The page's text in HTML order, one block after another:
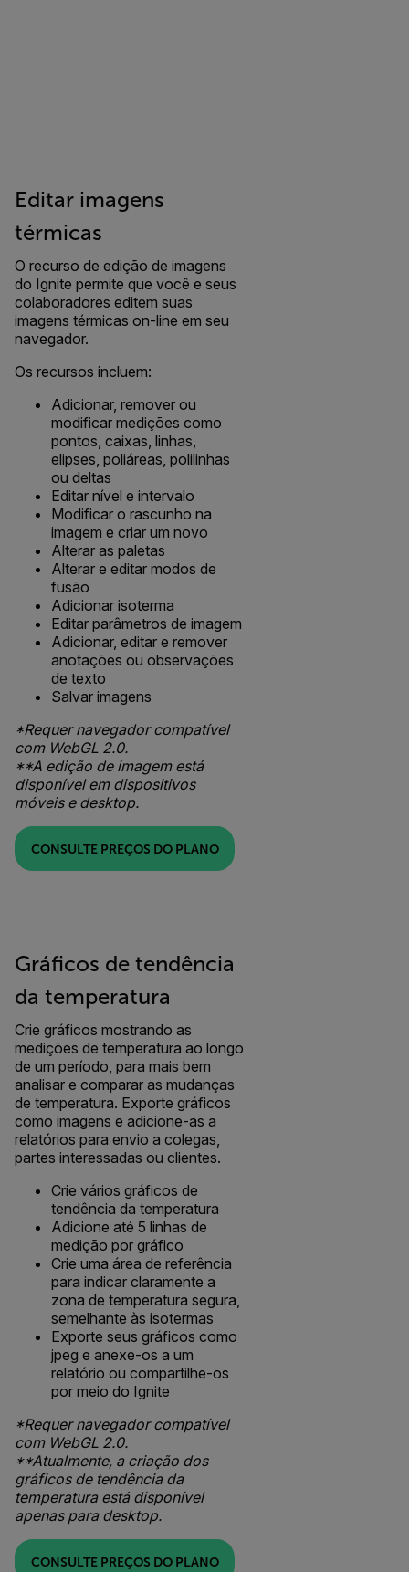
Editar imagens
térmicas
O recurso de edição de imagens
do Ignite permite que você e seus
colaboradores editem suas
imagens térmicas on-line em seu
navegador.
Os recursos incluem:
Adicionar, remover ou
modificar medições como
pontos, caixas, linhas,
elipses, poliáreas, polilinhas
ou deltas
Editar nível e intervalo
Modificar o rascunho na
imagem e criar um novo
Alterar as paletas
Alterar e editar modos de
fusão
Adicionar isoterma
Editar parâmetros de imagem
Adicionar, editar e remover
anotações ou observações
de texto
Salvar imagens
*Requer navegador compatível
com WebGL 2.0.
**A edição de imagem está
disponível em dispositivos
móveis e desktop.
CONSULTE PREÇOS DO PLANO
Gráficos de tendência
da temperatura
Crie gráficos mostrando as
medições de temperatura ao longo
de um período, para mais bem
analisar e comparar as mudanças
de temperatura. Exporte gráficos
como imagens e adicione-as a
relatórios para envio a colegas,
partes interessadas ou clientes.
Crie vários gráficos de
tendência da temperatura
Adicione até 5 linhas de
medição por gráfico
Crie uma área de referência
para indicar claramente a
zona de temperatura segura,
semelhante às isotermas
Exporte seus gráficos como
jpeg e anexe-os a um
relatório ou compartilhe-os
por meio do Ignite
*Requer navegador compatível
com WebGL 2.0.
**Atualmente, a criação dos
gráficos de tendência da
temperatura está disponível
apenas para desktop.
CONSULTE PREÇOS DO PLANO